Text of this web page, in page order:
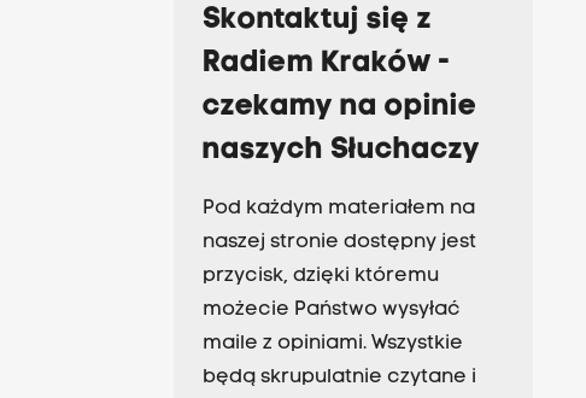
Skontaktuj się z
Radiem Kraków -
czekamy na opinie
naszych Słuchaczy
Pod każdym materiałem na
naszej stronie dostępny jest
przycisk, dzięki któremu
możecie Państwo wysyłać
maile z opiniami. Wszystkie
będą skrupulatnie czytane i